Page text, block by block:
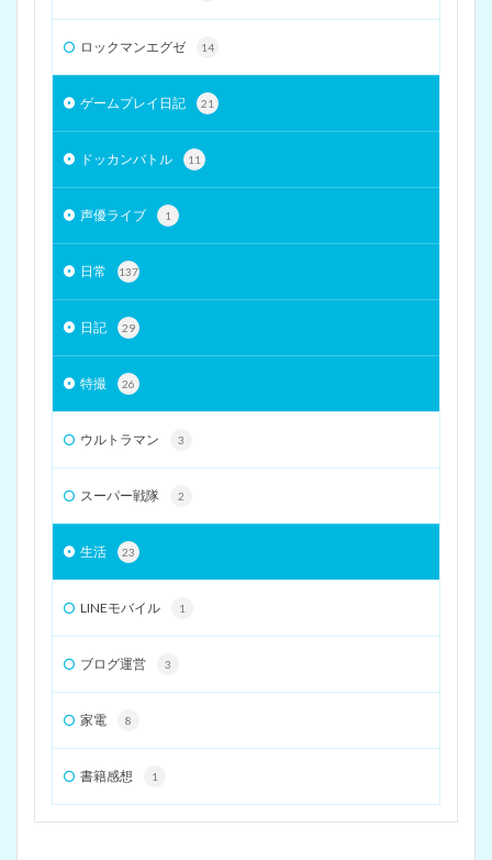
ロックマンエグゼ 14
ゲームプレイ日記 21
ドッカンバトル 11
声優ライブ 1
日常 137
日記 29
特撮 26
ウルトラマン 3
スーパー戦隊 2
生活 23
LINEモバイル 1
ブログ運営 3
家電 8
書籍感想 1